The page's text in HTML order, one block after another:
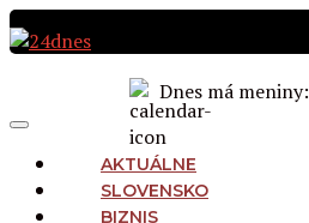
Preskočiť
na
Dnes má meniny:
NAVIGATION
Menu
AKTUÁLNE
SLOVENSKO
BIZNIS